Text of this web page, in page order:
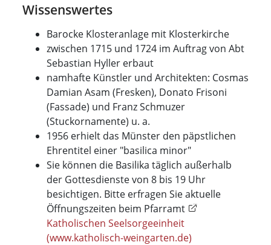
Wissenswertes
Barocke Klosteranlage mit Klosterkirche
zwischen 1715 und 1724 im Auftrag von Abt
Sebastian Hyller erbaut
namhafte Künstler und Architekten: Cosmas
Damian Asam (Fresken), Donato Frisoni
(Fassade) und Franz Schmuzer
(Stuckornamente) u. a.
1956 erhielt das Münster den päpstlichen
Ehrentitel einer "basilica minor"
Sie können die Basilika täglich außerhalb
der Gottesdienste von 8 bis 19 Uhr
besichtigen. Bitte erfragen Sie aktuelle
Öffnungszeiten beim Pfarramt
Katholischen Seelsorgeeinheit
(www.katholisch-weingarten.de)